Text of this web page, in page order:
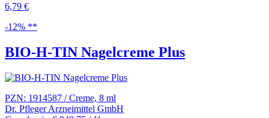
6,79 €
-12% **
BIO-H-TIN Nagelcreme Plus
PZN: 1914587 / Creme, 8 ml
Dr. Pfleger Arzneimittel GmbH